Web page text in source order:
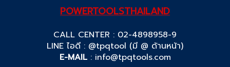
POWERTOOLSTHAILAND
CALL CENTER : 02-4898958-9
LINE ไอดี : @tpqtool (มี @ ด้านหน้า)
E-MAIL: info@tpqtools.com